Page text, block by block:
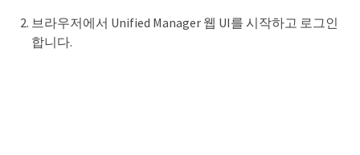
브라우저에서 Unified Manager 웹 UI를 시작하고 로그인
합니다.